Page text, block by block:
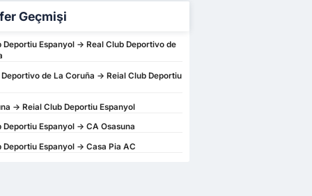
Geçmişi
Deportiu Espanyol -> Real Club Deportivo de
Deportivo de La Coruña -> Reial Club Deportiu
-> Reial Club Deportiu Espanyol
Deportiu Espanyol -> CA Osasuna
Deportiu Espanyol -> Casa Pia AC